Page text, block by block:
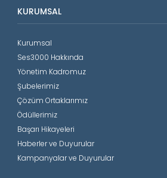
KURUMSAL
Kurumsal
Ses3000 Hakkında
Yönetim Kadromuz
Şubelerimiz
Çözüm Ortaklarımız
Ödüllerimiz
Başarı Hikayeleri
Haberler ve Duyurular
Kampanyalar ve Duyurular